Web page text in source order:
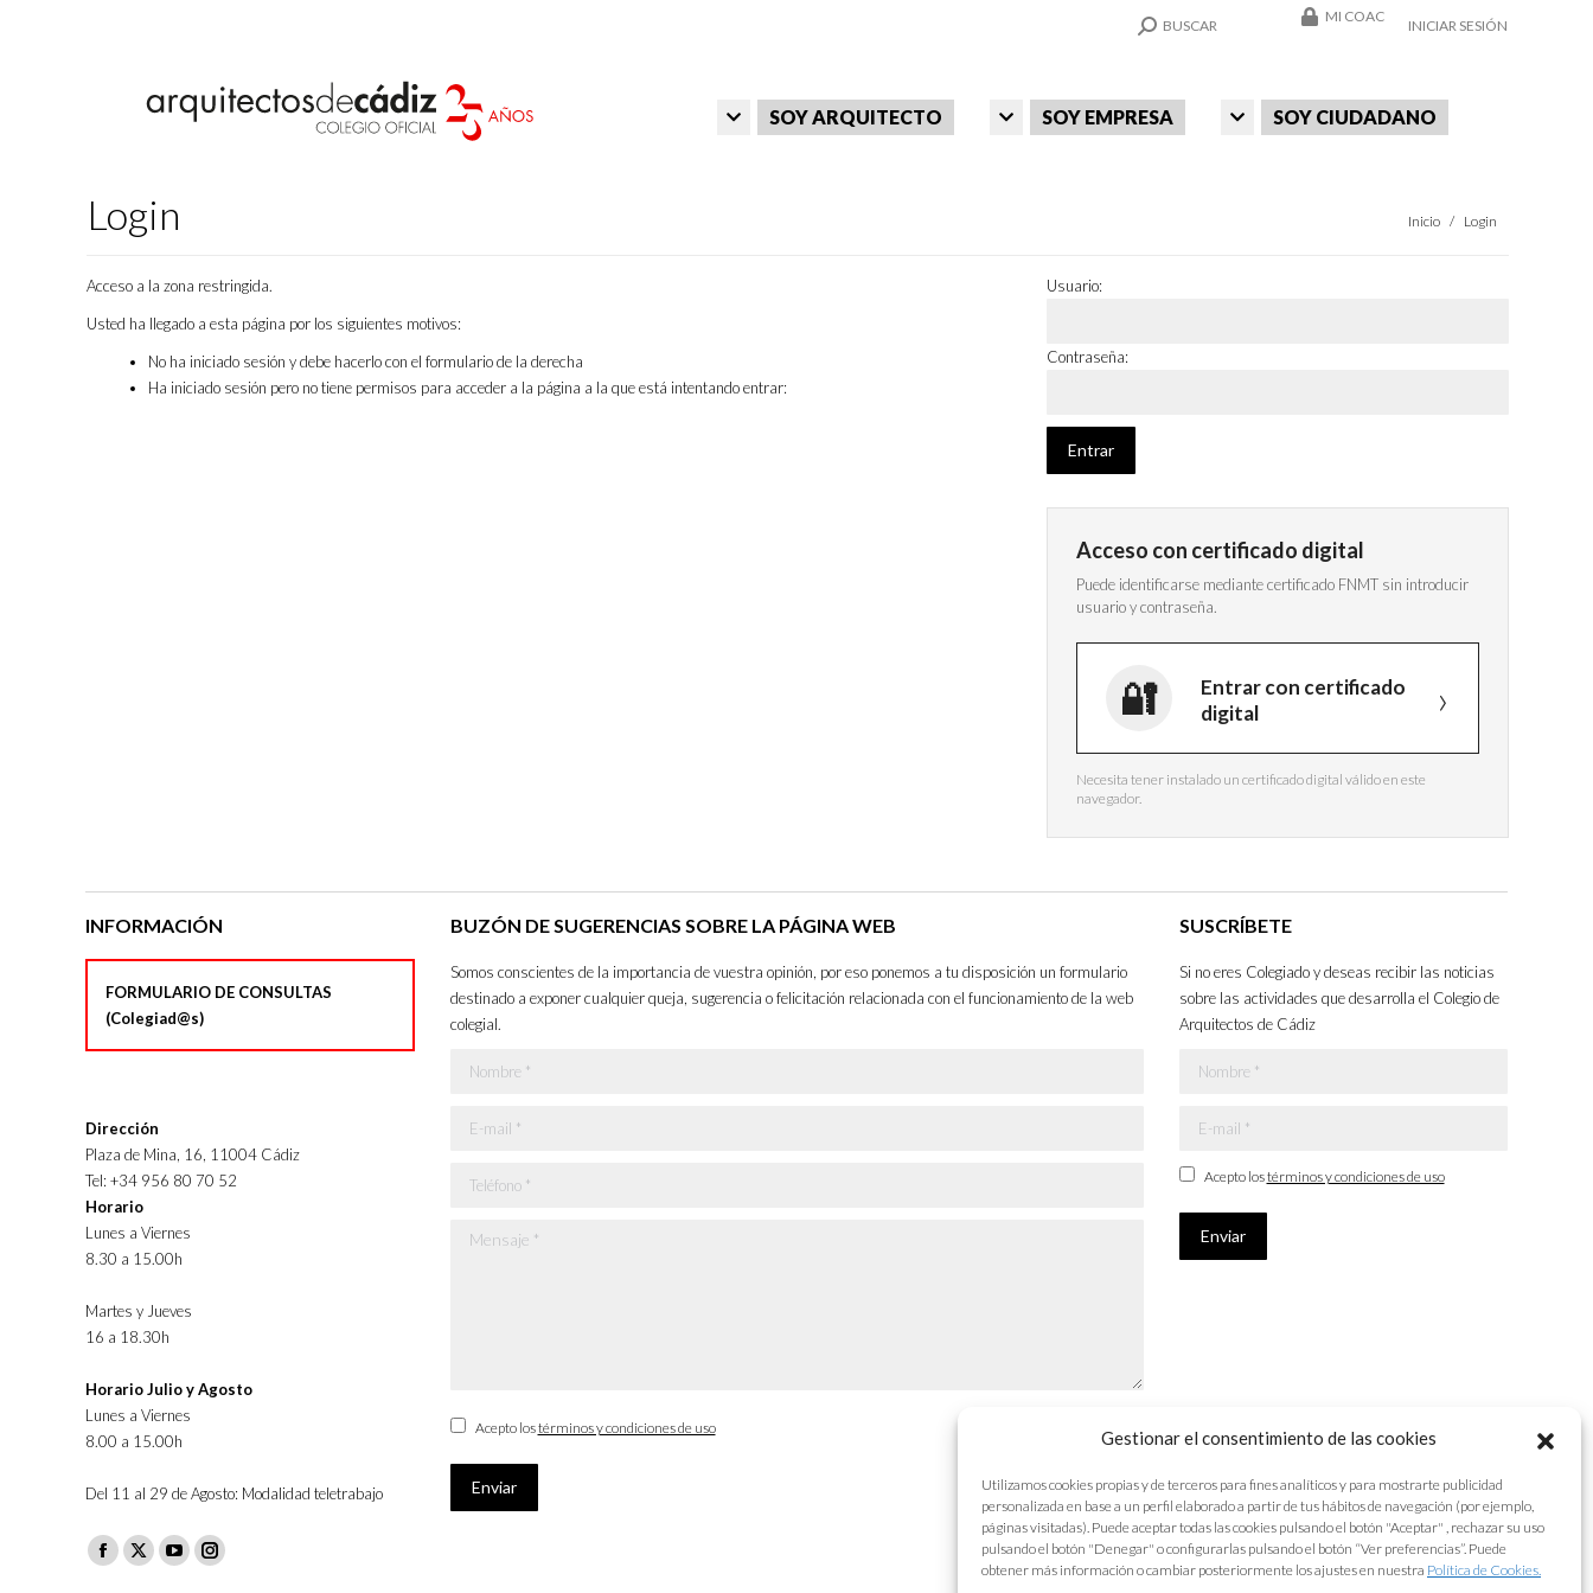
Gestionar el consentimiento de las cookies
Utilizamos cookies propias y de terceros para fines analíticos y para mostrarte publicidad
personalizada en base a un perfil elaborado a partir de tus hábitos de navegación (por ejemplo,
páginas visitadas). Puede aceptar todas las cookies pulsando el botón "Aceptar" , rechazar su uso
pulsando el botón "Denegar" o configurarlas pulsando el botón “Ver preferencias”. Puede
obtener más información o cambiar posteriormente los ajustes en nuestra Política de Cookies.
SEARCH:
BUSCAR
MI COAC
INICIAR SESIÓN
SOY ARQUITECTO SOY EMPRESA SOY CIUDADANO
Login Estás aquí:
Inicio Login
Acceso a la zona restringida.
Usted ha llegado a esta página por los siguientes motivos:
No ha iniciado sesión y debe hacerlo con el formulario de la derecha
Ha iniciado sesión pero no tiene permisos para acceder a la página a la que está intentando entrar:
Usuario:
Contraseña:
Acceso con certificado digital
Puede identificarse mediante certificado FNMT sin introducir
usuario y contraseña.
Entrar con certificado
digital
Necesita tener instalado un certificado digital válido en este
navegador.
INFORMACIÓN
FORMULARIO DE CONSULTAS
(Colegiad@s)
Dirección
Plaza de Mina, 16, 11004 Cádiz
Tel: +34 956 80 70 52
Horario
Lunes a Viernes
8.30 a 15.00h
Martes y Jueves
16 a 18.30h
Horario Julio y Agosto
Lunes a Viernes
8.00 a 15.00h
Del 11 al 29 de Agosto: Modalidad teletrabajo
Facebook
X
YouTubeInstagram
BUZÓN DE SUGERENCIAS SOBRE LA PÁGINA WEB
Somos conscientes de la importancia de vuestra opinión, por eso ponemos a tu disposición un formulario
destinado a exponer cualquier queja, sugerencia o felicitación relacionada con el funcionamiento de la web
colegial.
Nombre *
E-mail *
Teléfono *
Mensaje *
Acepto lostérminos y condiciones de uso
Enviar
SUSCRÍBETE
Si no eres Colegiado y deseas recibir las noticias
sobre las actividades que desarrolla el Colegio de
Arquitectos de Cádiz
Nombre *
E-mail *
Acepto lostérminos y condiciones de uso
Enviar